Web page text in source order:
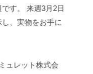
す。
来週3月2日
し、実物をお手に
ュレット株式会